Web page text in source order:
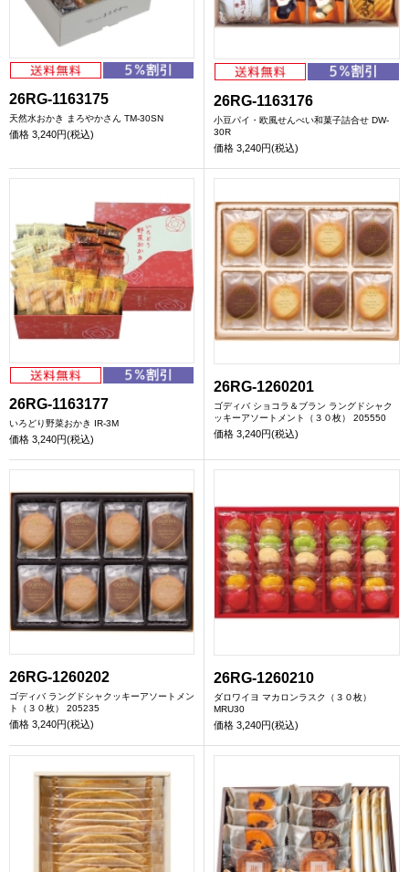
26RG-1163175
天然水おかき まろやかさん TM-30SN
価格 3,240円(税込)
26RG-1163176
小豆パイ・欧風せんべい和菓子詰合せ DW-
30R
価格 3,240円(税込)
26RG-1163177
いろどり野菜おかき IR-3M
価格 3,240円(税込)
26RG-1260201
ゴディバ ショコラ＆ブラン ラングドシャク
ッキーアソートメント（３０枚） 205550
価格 3,240円(税込)
26RG-1260202
ゴディバ ラングドシャクッキーアソートメン
ト（３０枚） 205235
価格 3,240円(税込)
26RG-1260210
ダロワイヨ マカロンラスク（３０枚）
MRU30
価格 3,240円(税込)